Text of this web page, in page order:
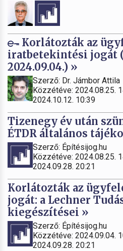
Korlátozták az
iratbetekintési jogát
2024.09.04.) »
Szerző: Dr. Jámbor Attila
Közzétéve: 2024.08.25.
2024.10.12. 10:39
Tizenegy év után
ÉTDR általános
Szerző: Építésijog.hu
Közzétéve: 2024.08.25.
2024.09.28. 20:21
Korlátozták az
jogát: a Lechner
kiegészítései »
Szerző: Építésijog.hu
Közzétéve: 2024.09.04.
2024.09.28. 20:21